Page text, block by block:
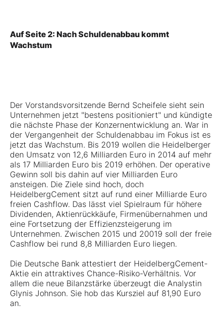
Auf Seite 2: Nach Schuldenabbau kommt
Wachstum
Der Vorstandsvorsitzende Bernd Scheifele sieht sein
Unternehmen jetzt "bestens positioniert" und kündigte
die nächste Phase der Konzernentwicklung an. War in
der Vergangenheit der Schuldenabbau im Fokus ist es
jetzt das Wachstum. Bis 2019 wollen die Heidelberger
den Umsatz von 12,6 Milliarden Euro in 2014 auf mehr
als 17 Milliarden Euro bis 2019 erhöhen. Der operative
Gewinn soll bis dahin auf vier Milliarden Euro
ansteigen. Die Ziele sind hoch, doch
HeidelbergCement sitzt auf rund einer Milliarde Euro
freien Cashflow. Das lässt viel Spielraum für höhere
Dividenden, Aktienrückkäufe, Firmenübernahmen und
eine Fortsetzung der Effizienzsteigerung im
Unternehmen. Zwischen 2015 und 20019 soll der freie
Cashflow bei rund 8,8 Milliarden Euro liegen.
Die Deutsche Bank attestiert der HeidelbergCement-
Aktie ein attraktives Chance-Risiko-Verhältnis. Vor
allem die neue Bilanzstärke überzeugt die Analystin
Glynis Johnson. Sie hob das Kursziel auf 81,90 Euro
an.